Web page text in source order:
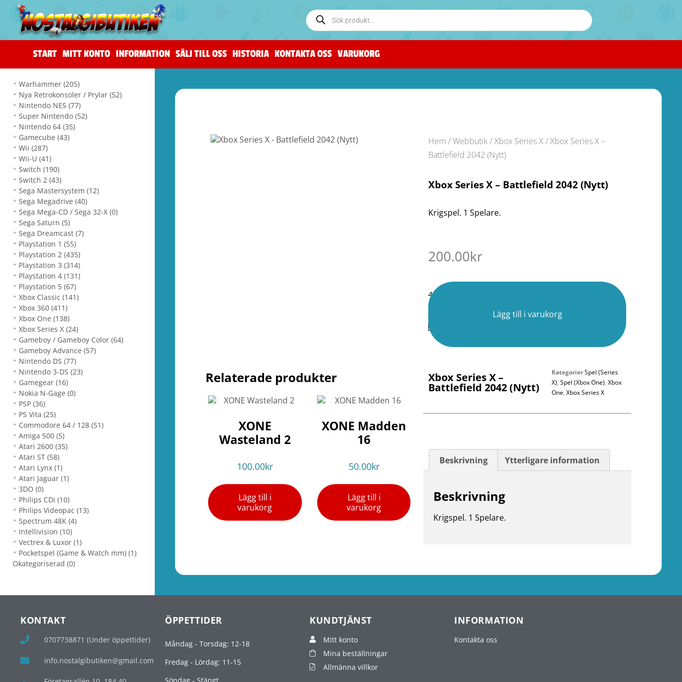
START MITT KONTO INFORMATION SÄLJ TILL OSS HISTORIA KONTAKTA OSS VARUKORG
Warhammer(205)
Nya Retrokonsoler / Prylar(52)
Nintendo NES(77)
Super Nintendo(52)
Nintendo 64(35)
Gamecube(43)
Wii(287)
Wii-U(41)
Switch(190)
Switch 2(43)
Sega Mastersystem(12)
Sega Megadrive(40)
Sega Mega-CD / Sega 32-X(0)
Sega Saturn(5)
Sega Dreamcast(7)
Playstation 1(55)
Playstation 2(435)
Playstation 3(314)
Playstation 4(131)
Playstation 5(67)
Xbox Classic(141)
Xbox 360(411)
Xbox One(138)
Xbox Series X(24)
Gameboy / Gameboy Color(64)
Gameboy Advance(57)
Nintendo DS(77)
Nintendo 3-DS(23)
Gamegear(16)
Nokia N-Gage(0)
PSP(36)
PS Vita(25)
Commodore 64 / 128(51)
Amiga 500(5)
Atari 2600(35)
Atari ST(58)
Atari Lynx(1)
Atari Jaguar(1)
3DO(0)
Philips CDi(10)
Philips Videopac(13)
Spectrum 48K(4)
Intellivision(10)
Vectrex & Luxor(1)
Pocketspel (Game & Watch mm)(1)
Okategoriserad (0)
Hem /Webbutik/Xbox Series X/ Xbox Series X –
Battlefield 2042 (Nytt)
Xbox Series X – Battlefield 2042 (Nytt)
Krigspel. 1 Spelare.
200.00kr
4 i lager
Lägg till i varukorg
Relaterade produkter
XONE
Wasteland 2
100.00kr
Lägg till i
varukorg
XONE Madden
16
50.00kr
Lägg till i
varukorg
Xbox Series X –
Battlefield 2042 (Nytt)
KategorierSpel (Series
X),Spel (Xbox One),Xbox
One,Xbox Series X
Beskrivning Ytterligare information
Beskrivning
Krigspel. 1 Spelare.
KONTAKT
0707738871 (Under öppettider)
info.nostalgibutiken@gmail.com
ÖPPETTIDER
Måndag - Torsdag: 12-18
Fredag - Lördag: 11-15
KUNDTJÄNST
Mitt konto
Mina beställningar
Allmänna villkor
INFORMATION
Kontakta oss